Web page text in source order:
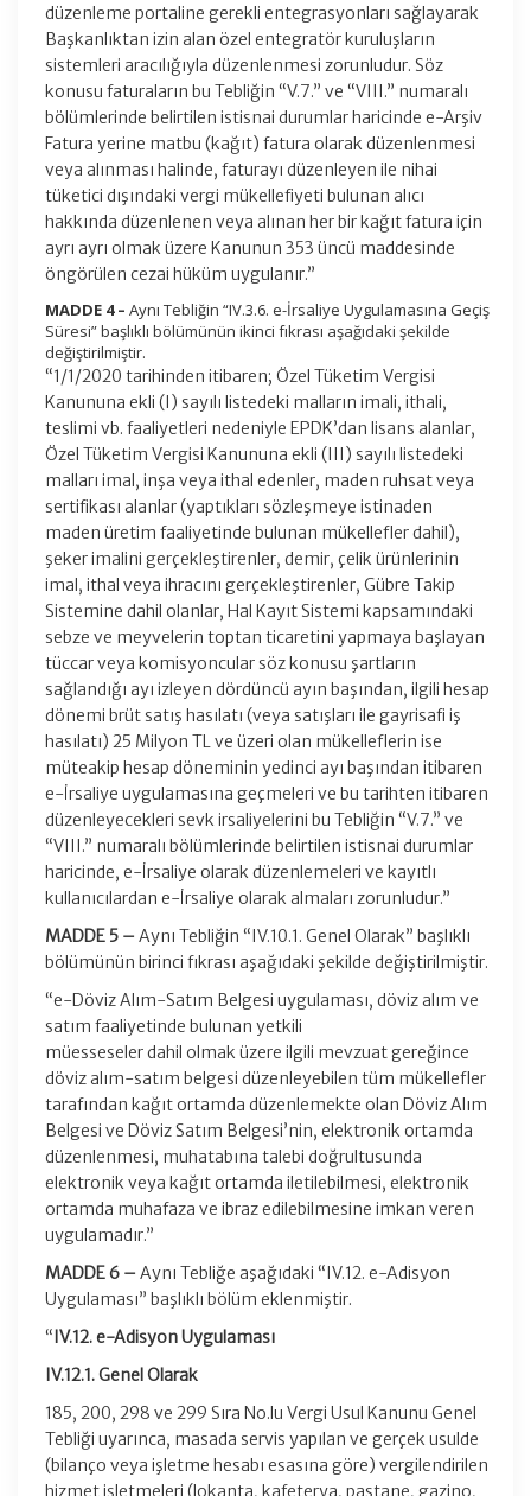
düzenleme portaline gerekli entegrasyonları sağlayarak
Başkanlıktan izin alan özel entegratör kuruluşların
sistemleri aracılığıyla düzenlenmesi zorunludur. Söz
konusu faturaların bu Tebliğin “V.7.” ve “VIII.” numaralı
bölümlerinde belirtilen istisnai durumlar haricinde e-Arşiv
Fatura yerine matbu (kağıt) fatura olarak düzenlenmesi
veya alınması halinde, faturayı düzenleyen ile nihai
tüketici dışındaki vergi mükellefiyeti bulunan alıcı
hakkında düzenlenen veya alınan her bir kağıt fatura için
ayrı ayrı olmak üzere Kanunun 353 üncü maddesinde
öngörülen cezai hüküm uygulanır.”
MADDE 4 – Aynı Tebliğin “IV.3.6. e-İrsaliye Uygulamasına Geçiş
Süresi” başlıklı bölümünün ikinci fıkrası aşağıdaki şekilde
değiştirilmiştir.
“1/1/2020 tarihinden itibaren; Özel Tüketim Vergisi
Kanununa ekli (I) sayılı listedeki malların imali, ithali,
teslimi vb. faaliyetleri nedeniyle EPDK’dan lisans alanlar,
Özel Tüketim Vergisi Kanununa ekli (III) sayılı listedeki
malları imal, inşa veya ithal edenler, maden ruhsat veya
sertifikası alanlar (yaptıkları sözleşmeye istinaden
maden üretim faaliyetinde bulunan mükellefler dahil),
şeker imalini gerçekleştirenler, demir, çelik ürünlerinin
imal, ithal veya ihracını gerçekleştirenler, Gübre Takip
Sistemine dahil olanlar, Hal Kayıt Sistemi kapsamındaki
sebze ve meyvelerin toptan ticaretini yapmaya başlayan
tüccar veya komisyoncular söz konusu şartların
sağlandığı ayı izleyen dördüncü ayın başından, ilgili hesap
dönemi brüt satış hasılatı (veya satışları ile gayrisafi iş
hasılatı) 25 Milyon TL ve üzeri olan mükelleflerin ise
müteakip hesap döneminin yedinci ayı başından itibaren
e-İrsaliye uygulamasına geçmeleri ve bu tarihten itibaren
düzenleyecekleri sevk irsaliyelerini bu Tebliğin “V.7.” ve
“VIII.” numaralı bölümlerinde belirtilen istisnai durumlar
haricinde, e-İrsaliye olarak düzenlemeleri ve kayıtlı
kullanıcılardan e-İrsaliye olarak almaları zorunludur.”
MADDE 5 – Aynı Tebliğin “IV.10.1. Genel Olarak” başlıklı
bölümünün birinci fıkrası aşağıdaki şekilde değiştirilmiştir.
“e-Döviz Alım-Satım Belgesi uygulaması, döviz alım ve
satım faaliyetinde bulunan yetkili
müesseseler dahil olmak üzere ilgili mevzuat gereğince
döviz alım-satım belgesi düzenleyebilen tüm mükellefler
tarafından kağıt ortamda düzenlemekte olan Döviz Alım
Belgesi ve Döviz Satım Belgesi’nin, elektronik ortamda
düzenlenmesi, muhatabına talebi doğrultusunda
elektronik veya kağıt ortamda iletilebilmesi, elektronik
ortamda muhafaza ve ibraz edilebilmesine imkan veren
uygulamadır.”
MADDE 6 – Aynı Tebliğe aşağıdaki “IV.12. e-Adisyon
Uygulaması” başlıklı bölüm eklenmiştir.
“IV.12. e-Adisyon Uygulaması
IV.12.1. Genel Olarak
185, 200, 298 ve 299 Sıra No.lu Vergi Usul Kanunu Genel
Tebliği uyarınca, masada servis yapılan ve gerçek usulde
(bilanço veya işletme hesabı esasına göre) vergilendirilen
hizmet işletmeleri (lokanta, kafeterya, pastane, gazino,